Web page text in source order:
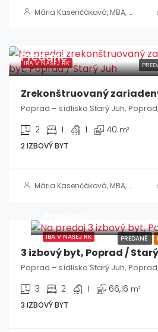
Mária Kasenčáková, MBA, RSc.
IBA V NAŠEJ RK
Predané
Poprad – sídlisko Starý Juh,
2 1 1 40 m²
2 IZBOVÝ BYT
Mária Kasenčáková, MBA, RSc.
IBA V NAŠEJ RK PREDANÉ
3 izbový byt, Poprad /
Poprad – sídlisko Starý Juh,
3 2 1 66,16 m²
3 IZBOVÝ BYT